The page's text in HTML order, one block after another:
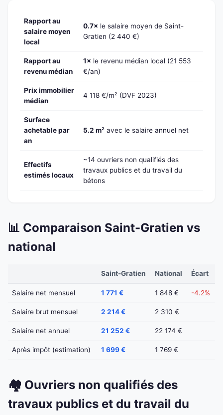
Rapport au
salaire moyen
local
0.7× le salaire moyen de Saint-
Gratien (2 440 €)
Rapport au
revenu médian
1× le revenu médian local (21 553
€/an)
Prix immobilier
médian
4 118 €/m² (DVF 2023)
Surface
achetable par
an
5.2 m² avec le salaire annuel net
Effectifs
estimés locaux
~14 ouvriers non qualifiés des
travaux publics et du travail du
bétons
📊 Comparaison Saint-Gratien vs
national
Saint-Gratien National Écart
Salaire net mensuel 1 771 € 1 848 € -4.2%
Salaire brut mensuel 2 214 € 2 310 €
Salaire net annuel 21 252 € 22 174 €
Après impôt (estimation) 1 699 € 1 769 €
🏘️ Ouvriers non qualifiés des
travaux publics et du travail du